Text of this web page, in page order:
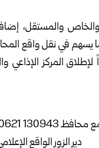
والخاص والمستقل،
بما يسهم في نقل واقع
المركز الإذاعي